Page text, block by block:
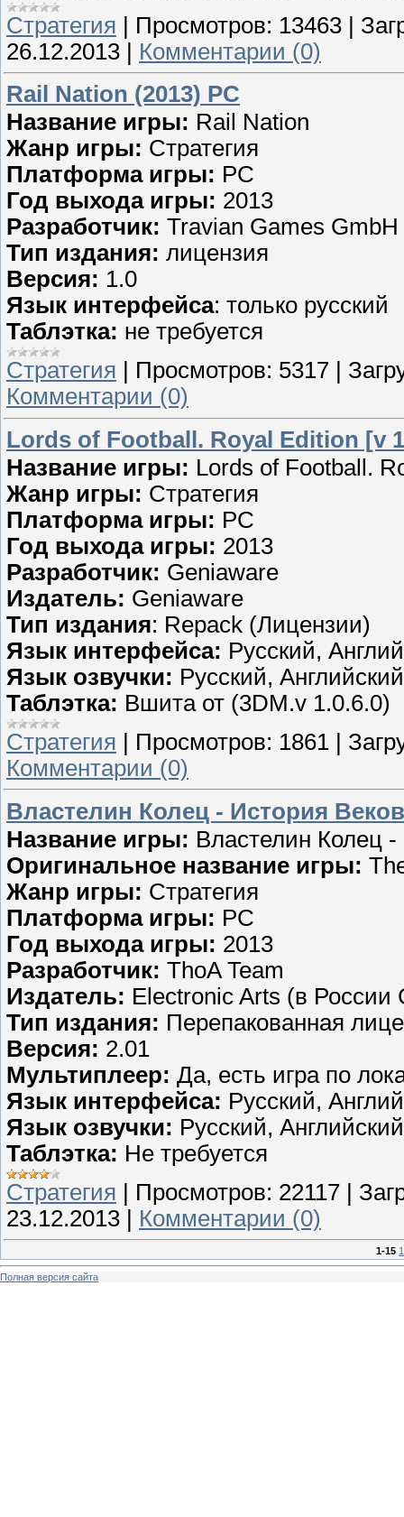
Стратегия
Просмотров: 13463
26.12.2013
Комментарии (0)
Rail Nation (2013) PC
Название игры: Rail Nation
Жанр игры: Стратегия
Платформа игры: PC
Год выхода игры: 2013
Разработчик: Travian Games GmbH
Тип издания: лицензия
Версия: 1.0
Язык интерфейса: только русский
Таблэтка: не требуется
Стратегия
Просмотров: 5317
Комментарии (0)
Lords of Football. Royal Edition [v
Название игры: Lords of Football.
Жанр игры: Стратегия
Платформа игры: PC
Год выхода игры: 2013
Разработчик: Geniaware
Издатель: Geniaware
Тип издания: Repack (Лицензии)
Язык интерфейса: Русский,
Язык озвучки: Русский,
Таблэтка: Вшита от (3DM.v 1.0.6.0)
Стратегия
Просмотров: 1861
Комментарии (0)
Властелин Колец - История
Название игры: Властелин Колец
Оригинальное название игры:
Жанр игры: Стратегия
Платформа игры: PC
Год выхода игры: 2013
Разработчик: ThoA Team
Издатель: Electronic Arts (в
Тип издания: Перепакованная
Версия: 2.01
Мультиплеер: Да, есть игра по
Язык интерфейса: Русский,
Язык озвучки: Русский, Английский
Таблэтка: Не требуется
Стратегия | Просмотров: 22117 |
23.12.2013 | Комментарии (0)
1-15
Полная версия сайта